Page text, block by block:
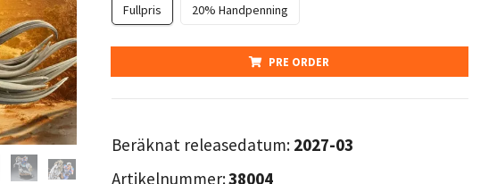
Fullpris 20% Handpenning
PRE ORDER
Beräknat releasedatum: 2027-03
Artikelnummer:38004